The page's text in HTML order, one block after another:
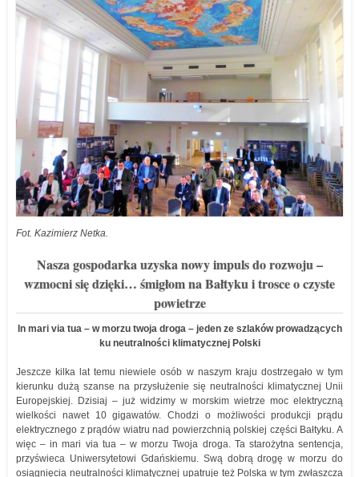
Fot. Kazimierz Netka.
Nasza gospodarka uzyska nowy impuls do rozwoju –
wzmocni się dzięki… śmigłom na Bałtyku i trosce o czyste
powietrze
In mari via tua – w morzu twoja droga – jeden ze szlaków prowadzących
ku neutralności klimatycznej Polski
Jeszcze kilka lat temu niewiele osób w naszym kraju dostrzegało w tym
kierunku dużą szanse na przysłużenie się neutralności klimatycznej Unii
Europejskiej. Dzisiaj – już widzimy w morskim wietrze moc elektryczną
wielkości nawet 10 gigawatów. Chodzi o możliwości produkcji prądu
elektrycznego z prądów wiatru nad powierzchnią polskiej części Bałtyku. A
więc – in mari via tua – w morzu Twoja droga. Ta starożytna sentencja,
przyświeca Uniwersytetowi Gdańskiemu. Swą dobrą drogę w morzu do
osiągnięcia neutralności klimatycznej upatruje też Polska w tym zwłaszcza